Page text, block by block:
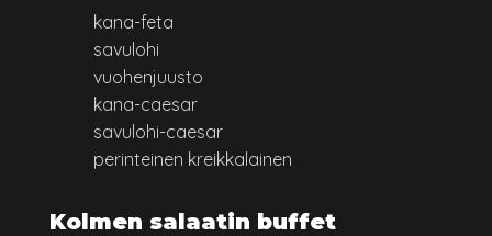
kana-feta
savulohi
vuohenjuusto
kana-caesar
savulohi-caesar
perinteinen kreikkalainen
Kolmen salaatin buffet